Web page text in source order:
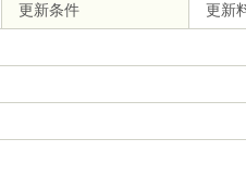
更新条件 更新